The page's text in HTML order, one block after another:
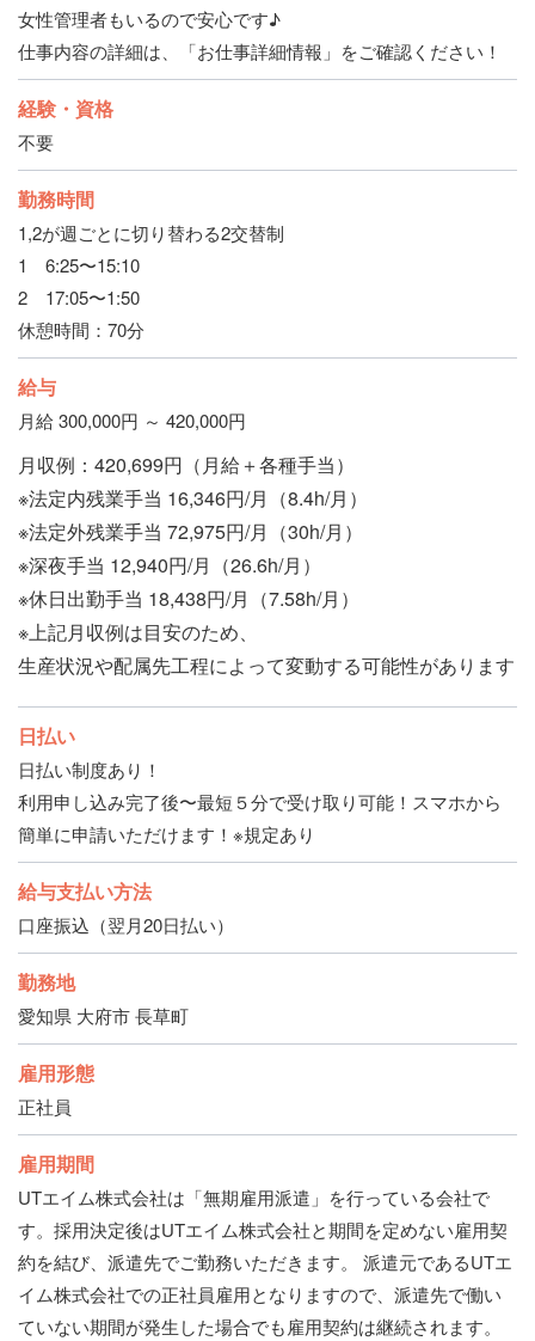
女性管理者もいるので安心です♪
仕事内容の詳細は、「お仕事詳細情報」をご確認ください！
経験・資格
不要
勤務時間
1,2が週ごとに切り替わる2交替制
1 6:25〜15:10
2 17:05〜1:50
休憩時間：70分
給与
月給 300,000円 ～ 420,000円
月収例：420,699円（月給＋各種手当）
※法定内残業手当 16,346円/月（8.4h/月）
※法定外残業手当 72,975円/月（30h/月）
※深夜手当 12,940円/月（26.6h/月）
※休日出勤手当 18,438円/月（7.58h/月）
※上記月収例は目安のため、
生産状況や配属先工程によって変動する可能性があります
日払い
日払い制度あり！
利用申し込み完了後〜最短５分で受け取り可能！スマホから
簡単に申請いただけます！※規定あり
給与支払い方法
口座振込（翌月20日払い）
勤務地
愛知県 大府市 長草町
雇用形態
正社員
雇用期間
UTエイム株式会社は「無期雇用派遣」を行っている会社で
す。採用決定後はUTエイム株式会社と期間を定めない雇用契
約を結び、派遣先でご勤務いただきます。 派遣元であるUTエ
イム株式会社での正社員雇用となりますので、派遣先で働い
ていない期間が発生した場合でも雇用契約は継続されます。